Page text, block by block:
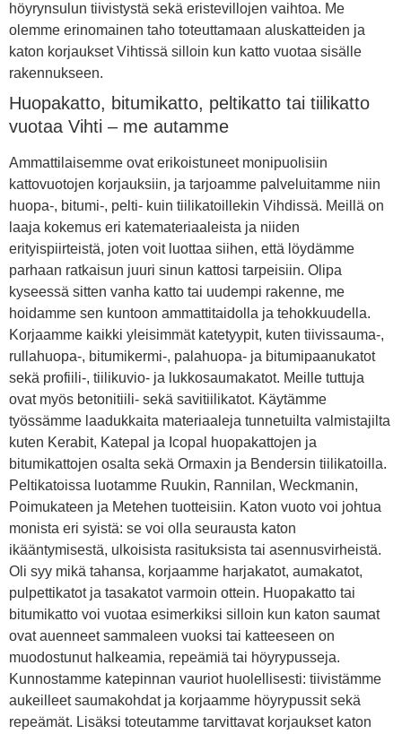
höyrynsulun tiivistystä sekä eristevillojen vaihtoa. Me
olemme erinomainen taho toteuttamaan aluskatteiden ja
katon korjaukset Vihtissä silloin kun katto vuotaa sisälle
rakennukseen.
Huopakatto, bitumikatto, peltikatto tai tiilikatto
vuotaa Vihti – me autamme
Ammattilaisemme ovat erikoistuneet monipuolisiin
kattovuotojen korjauksiin, ja tarjoamme palveluitamme niin
huopa-, bitumi-, pelti- kuin tiilikatoillekin Vihdissä. Meillä on
laaja kokemus eri katemateriaaleista ja niiden
erityispiirteistä, joten voit luottaa siihen, että löydämme
parhaan ratkaisun juuri sinun kattosi tarpeisiin. Olipa
kyseessä sitten vanha katto tai uudempi rakenne, me
hoidamme sen kuntoon ammattitaidolla ja tehokkuudella.
Korjaamme kaikki yleisimmät katetyypit, kuten tiivissauma-,
rullahuopa-, bitumikermi-, palahuopa- ja bitumipaanukatot
sekä profiili-, tiilikuvio- ja lukkosaumakatot. Meille tuttuja
ovat myös betonitiili- sekä savitiilikatot. Käytämme
työssämme laadukkaita materiaaleja tunnetuilta valmistajilta
kuten Kerabit, Katepal ja Icopal huopakattojen ja
bitumikattojen osalta sekä Ormaxin ja Bendersin tiilikatoilla.
Peltikatoissa luotamme Ruukin, Rannilan, Weckmanin,
Poimukateen ja Metehen tuotteisiin. Katon vuoto voi johtua
monista eri syistä: se voi olla seurausta katon
ikääntymisestä, ulkoisista rasituksista tai asennusvirheistä.
Oli syy mikä tahansa, korjaamme harjakatot, aumakatot,
pulpettikatot ja tasakatot varmoin ottein. Huopakatto tai
bitumikatto voi vuotaa esimerkiksi silloin kun katon saumat
ovat auenneet sammaleen vuoksi tai katteeseen on
muodostunut halkeamia, repeämiä tai höyrypusseja.
Kunnostamme katepinnan vauriot huolellisesti: tiivistämme
aukeilleet saumakohdat ja korjaamme höyrypussit sekä
repeämät. Lisäksi toteutamme tarvittavat korjaukset katon